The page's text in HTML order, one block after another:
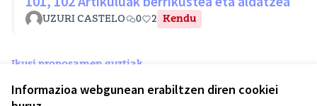
Informazioa webgunean erabiltzen diren cookiei
UZURI CASTELO 0 2 Kendu
Ikusi proposamen guztiak